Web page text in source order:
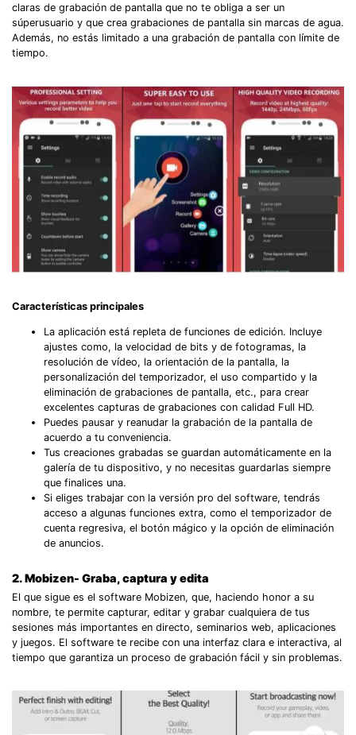
claras de grabación de pantalla que no te obliga a ser un
súperusuario y que crea grabaciones de pantalla sin marcas de agua.
Además, no estás limitado a una grabación de pantalla con límite de
tiempo.
Características principales
La aplicación está repleta de funciones de edición. Incluye
ajustes como, la velocidad de bits y de fotogramas, la
resolución de vídeo, la orientación de la pantalla, la
personalización del temporizador, el uso compartido y la
eliminación de grabaciones de pantalla, etc., para crear
excelentes capturas de grabaciones con calidad Full HD.
Puedes pausar y reanudar la grabación de la pantalla de
acuerdo a tu conveniencia.
Tus creaciones grabadas se guardan automáticamente en la
galería de tu dispositivo, y no necesitas guardarlas siempre
que finalices una.
Si eliges trabajar con la versión pro del software, tendrás
acceso a algunas funciones extra, como el temporizador de
cuenta regresiva, el botón mágico y la opción de eliminación
de anuncios.
2. Mobizen- Graba, captura y edita
El que sigue es el software Mobizen, que, haciendo honor a su
nombre, te permite capturar, editar y grabar cualquiera de tus
sesiones más importantes en directo, seminarios web, aplicaciones
y juegos. El software te recibe con una interfaz clara e interactiva, al
tiempo que garantiza un proceso de grabación fácil y sin problemas.